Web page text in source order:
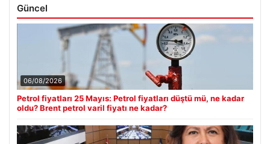
Güncel
06/08/2026
Petrol fiyatları 25 Mayıs: Petrol fiyatları düştü mü, ne kadar
oldu? Brent petrol varil fiyatı ne kadar?